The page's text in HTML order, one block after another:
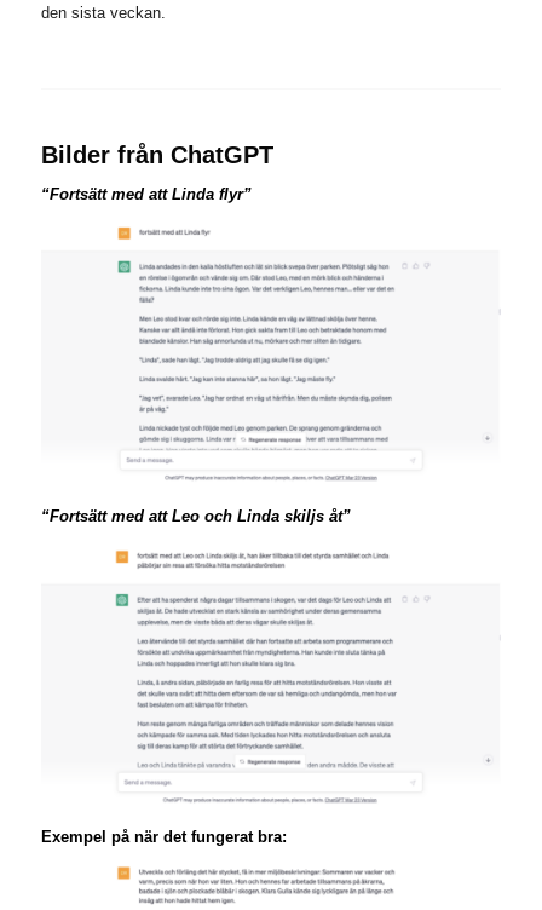
den sista veckan.
Bilder från ChatGPT
“Fortsätt med att Linda flyr”
“Fortsätt med att Leo och Linda skiljs åt”
Exempel på när det fungerat bra: